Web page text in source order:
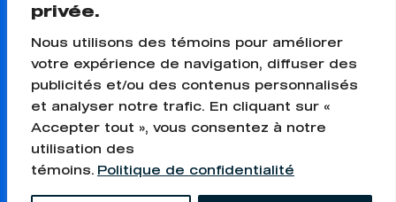
privée.
Nous utilisons des témoins pour améliorer
votre expérience de navigation, diffuser des
publicités et/ou des contenus personnalisés
et analyser notre trafic. En cliquant sur «
Accepter tout », vous consentez à notre
utilisation des
témoins. Politique de confidentialité
Courriel*
Téléphone *
Poste désiré*